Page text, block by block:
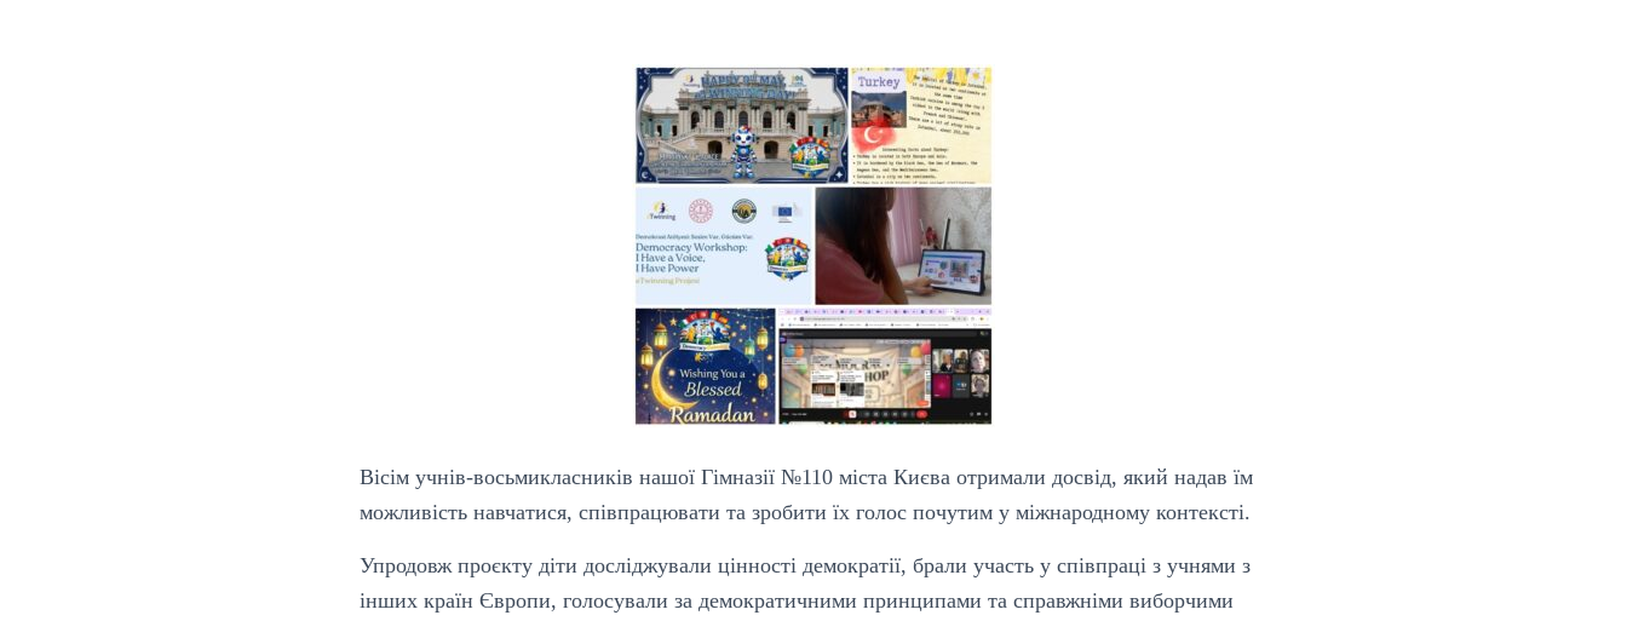
Вісім учнів-восьмикласників нашої Гімназії №110 міста Києва отримали досвід, який надав їм
можливість навчатися, співпрацювати та зробити їх голос почутим у міжнародному контексті.
Упродовж проєкту діти досліджували цінності демократії, брали участь у співпраці з учнями з
інших країн Європи, голосували за демократичними принципами та справжніми виборчими